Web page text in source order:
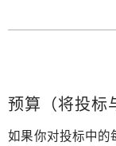
预算（将投标
如果你对投标中的